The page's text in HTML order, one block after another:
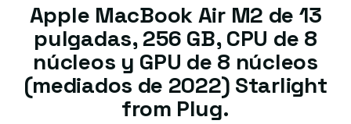
Apple MacBook Air M2 de 13
pulgadas, 256 GB, CPU de 8
núcleos y GPU de 8 núcleos
(mediados de 2022) Starlight
from Plug.